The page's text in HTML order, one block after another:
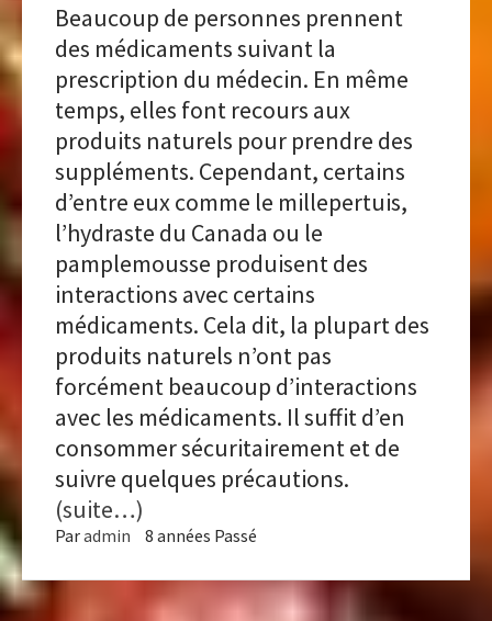
Beaucoup de personnes prennent
des médicaments suivant la
prescription du médecin. En même
temps, elles font recours aux
produits naturels pour prendre des
suppléments. Cependant, certains
d’entre eux comme le millepertuis,
l’hydraste du Canada ou le
pamplemousse produisent des
interactions avec certains
médicaments. Cela dit, la plupart des
produits naturels n’ont pas
forcément beaucoup d’interactions
avec les médicaments. Il suffit d’en
consommer sécuritairement et de
suivre quelques précautions.
(suite…)
Paradmin 8 années Passé